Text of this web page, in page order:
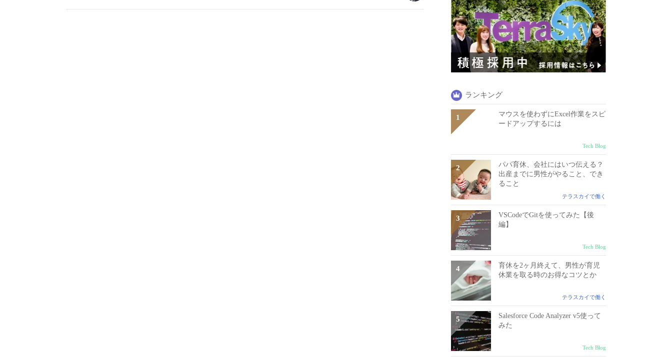
ランキング
マウスを使わずにExcel作業をスピ
ードアップするには
Tech Blog
パパ育休、会社にはいつ伝える？
出産までに男性がやること、でき
ること
テラスカイで働く
VSCodeでGitを使ってみた【後
編】
Tech Blog
育休を2ヶ月終えて、男性が育児
休業を取る時のお得なコツとか
テラスカイで働く
Salesforce Code Analyzer v5使って
みた
Tech Blog